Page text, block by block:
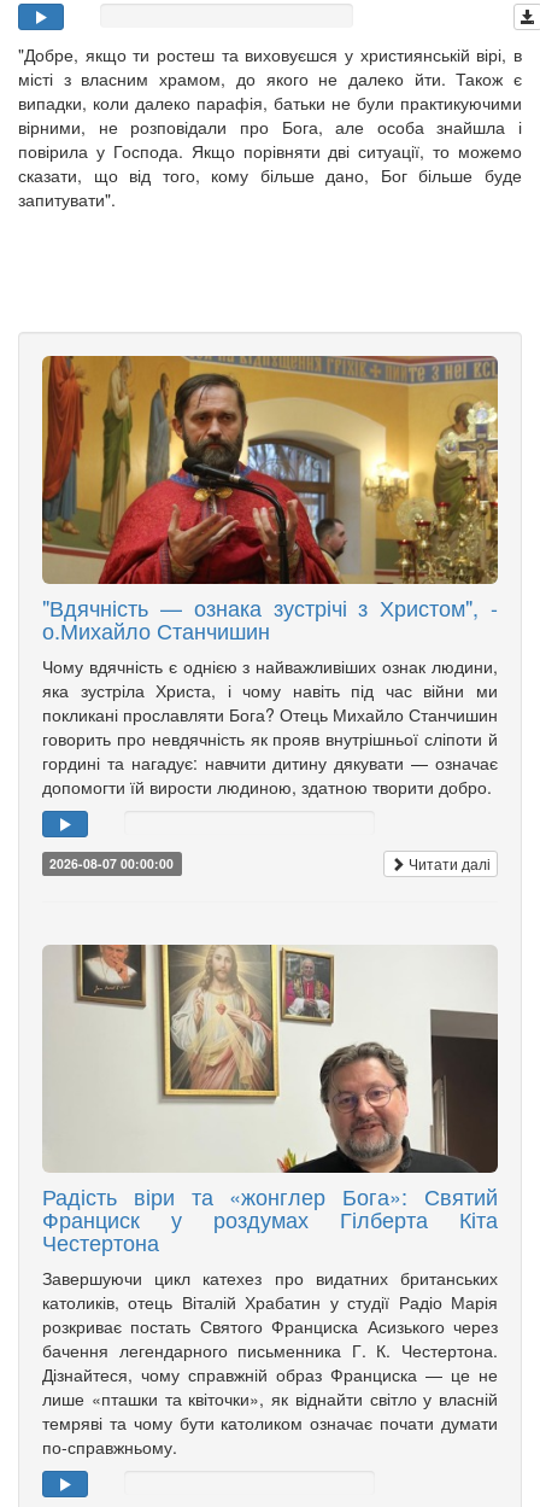
"Добре, якщо ти ростеш та виховуєшся у християнській вірі, в
місті з власним храмом, до якого не далеко йти. Також є
випадки, коли далеко парафія, батьки не були практикуючими
вірними, не розповідали про Бога, але особа знайшла і
повірила у Господа. Якщо порівняти дві ситуації, то можемо
сказати, що від того, кому більше дано, Бог більше буде
запитувати".
"Вдячність — ознака зустрічі з Христом", -
о.Михайло Станчишин
Чому вдячність є однією з найважливіших ознак людини,
яка зустріла Христа, і чому навіть під час війни ми
покликані прославляти Бога? Отець Михайло Станчишин
говорить про невдячність як прояв внутрішньої сліпоти й
гордині та нагадує: навчити дитину дякувати — означає
допомогти їй вирости людиною, здатною творити добро.
2026-08-07 00:00:00 Читати далі
Радість віри та «жонглер Бога»: Святий
Франциск у роздумах Гілберта Кіта
Честертона
Завершуючи цикл катехез про видатних британських
католиків, отець Віталій Храбатин у студії Радіо Марія
розкриває постать Святого Франциска Асизького через
бачення легендарного письменника Г. К. Честертона.
Дізнайтеся, чому справжній образ Франциска — це не
лише «пташки та квіточки», як віднайти світло у власній
темряві та чому бути католиком означає почати думати
по-справжньому.